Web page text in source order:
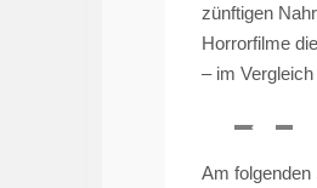
zünftigen
Horrorfilme
– im
Am folgenden